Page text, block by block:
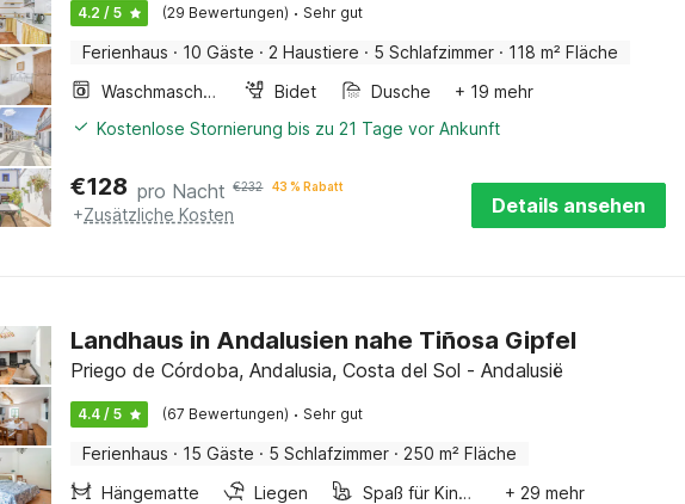
4.2 / 5 (29 Bewertungen) · Sehr gut
Ferienhaus · 10 Gäste · 2 Haustiere · 5 Schlafzimmer · 118 m² Fläche
Waschmaschine
Bidet Dusche
+ 19 mehr
Kostenlose Stornierung bis zu 21 Tage vor Ankunft
€128 pro Nacht €232 43 % Rabatt
+Zusätzliche Kosten Details ansehen
Landhaus in Andalusien nahe Tiñosa Gipfel
Priego de Córdoba, Andalusia, Costa del Sol - Andalusië
4.4 / 5 (67 Bewertungen) · Sehr gut
Ferienhaus · 15 Gäste · 5 Schlafzimmer · 250 m² Fläche
Hängematte
Liegen Spaß für Kinder + 29 mehr